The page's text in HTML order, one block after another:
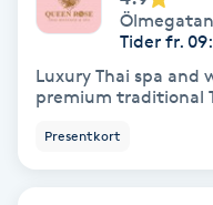
Bröllopsuppsättning
Tider fr.
Luxury Thai spa and
premium traditional
Presentkort